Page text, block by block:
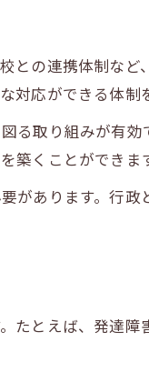
立法
営
功事例
践的工夫
との連携体制など
応ができる体制
る取り組みが有
くことができま
があります。行
たとえば、発達障